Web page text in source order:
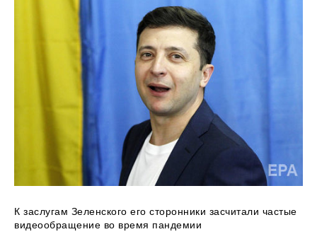
К заслугам Зеленского его сторонники засчитали частые
видеообращение во время пандемии